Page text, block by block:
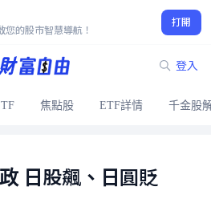
您的股市智慧導航！
打開
登入
焦點股 ETF詳情 千金股
日股飆、日圓貶